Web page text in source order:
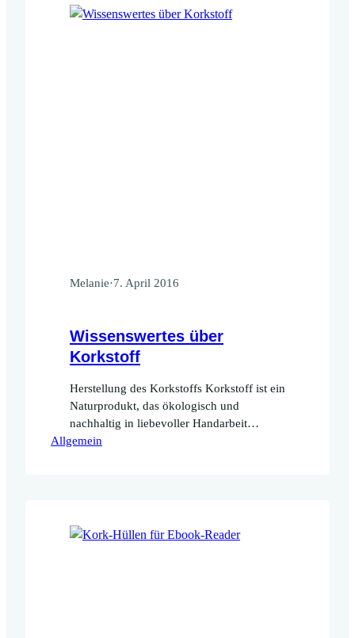
zarten Farben bilden einen interessanten…
Melanie·7. April 2016
Wissenswertes über
Korkstoff
Herstellung des Korkstoffs Korkstoff ist ein
Naturprodukt, das ökologisch und
nachhaltig in liebevoller Handarbeit
hergestellt wird.
Allgemein